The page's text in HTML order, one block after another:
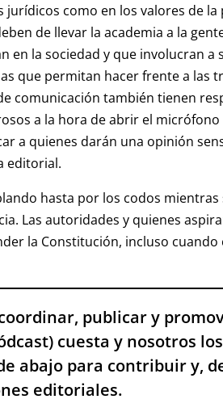
como en los valores de la
de llevar la academia a la
en la sociedad y que involucran a
que permitan hacer frente a las
comunicación también tienen
a la hora de abrir el micrófono
a quienes darán una opinión
editorial.
hasta por los codos mientras
Las autoridades y quienes
la Constitución, incluso cuando
publicar y
cuesta y nosotros
abajo para contribuir y,
editoriales.